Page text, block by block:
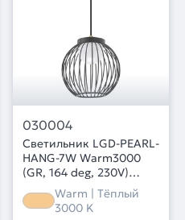
030004
Светильник LGD-PEARL-
HANG-7W Warm3000
(GR, 164 deg, 230V)
(Arlight, IP65 Металл, 3
года)
Warm | Тёплый
3000 K